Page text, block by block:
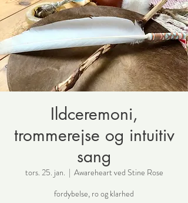
Ildceremoni,
trommerejse og intuitiv
sang
tors. 25. jan.
  |
Awareheart ved Stine Rose
fordybelse, ro og klarhed